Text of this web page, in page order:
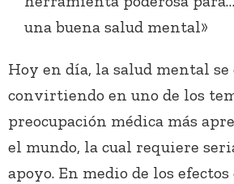
una buena salud mental»
Hoy en día, la salud mental se
convirtiendo en uno de los
preocupación médica más
el mundo, la cual requiere
apoyo. En medio de los